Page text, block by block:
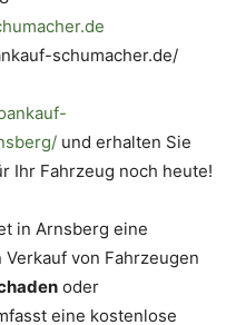
schumacher.de/
und erhalten Sie
Ihr Fahrzeug noch heute!
in Arnsberg eine
von Fahrzeugen
oder
eine kostenlose